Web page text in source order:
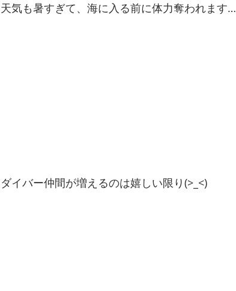
天気も暑すぎて、海に入る前に体力奪われます…
ダイバー仲間が増えるのは嬉しい限り(>_<)